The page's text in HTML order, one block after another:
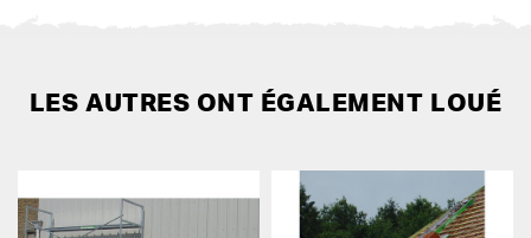
LES AUTRES ONT ÉGALEMENT LOUÉ